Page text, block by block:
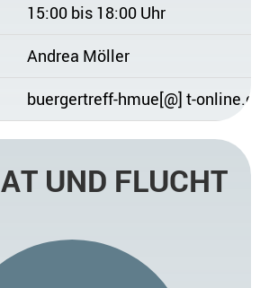
15:00 bis 18:00 Uhr
Andrea Möller
buergertreff-hmue[@] t-online.de
UND FLUCHT